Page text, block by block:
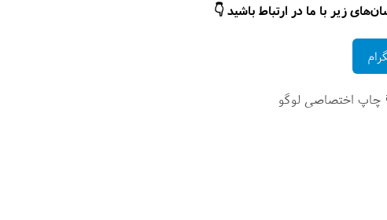
زیر با ما در ارتباط باشید 👇
چاپ اختصاصی لوگو